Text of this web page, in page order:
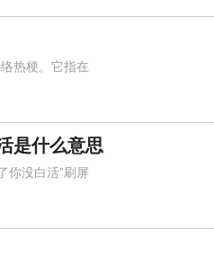
热梗。它指在
是什么意思
没白活”刷屏